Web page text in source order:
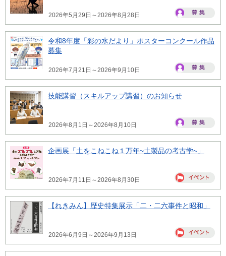
2026年5月29日～2026年8月28日
令和8年度「彩の水だより」ポスターコンクール作品
募集
2026年7月21日～2026年9月10日
技能講習（スキルアップ講習）のお知らせ
2026年8月1日～2026年8月10日
企画展「土をこねこね１万年~土製品の考古学~」
2026年7月11日～2026年8月30日
【れきみん】歴史特集展示「二・二六事件と昭和」
2026年6月9日～2026年9月13日